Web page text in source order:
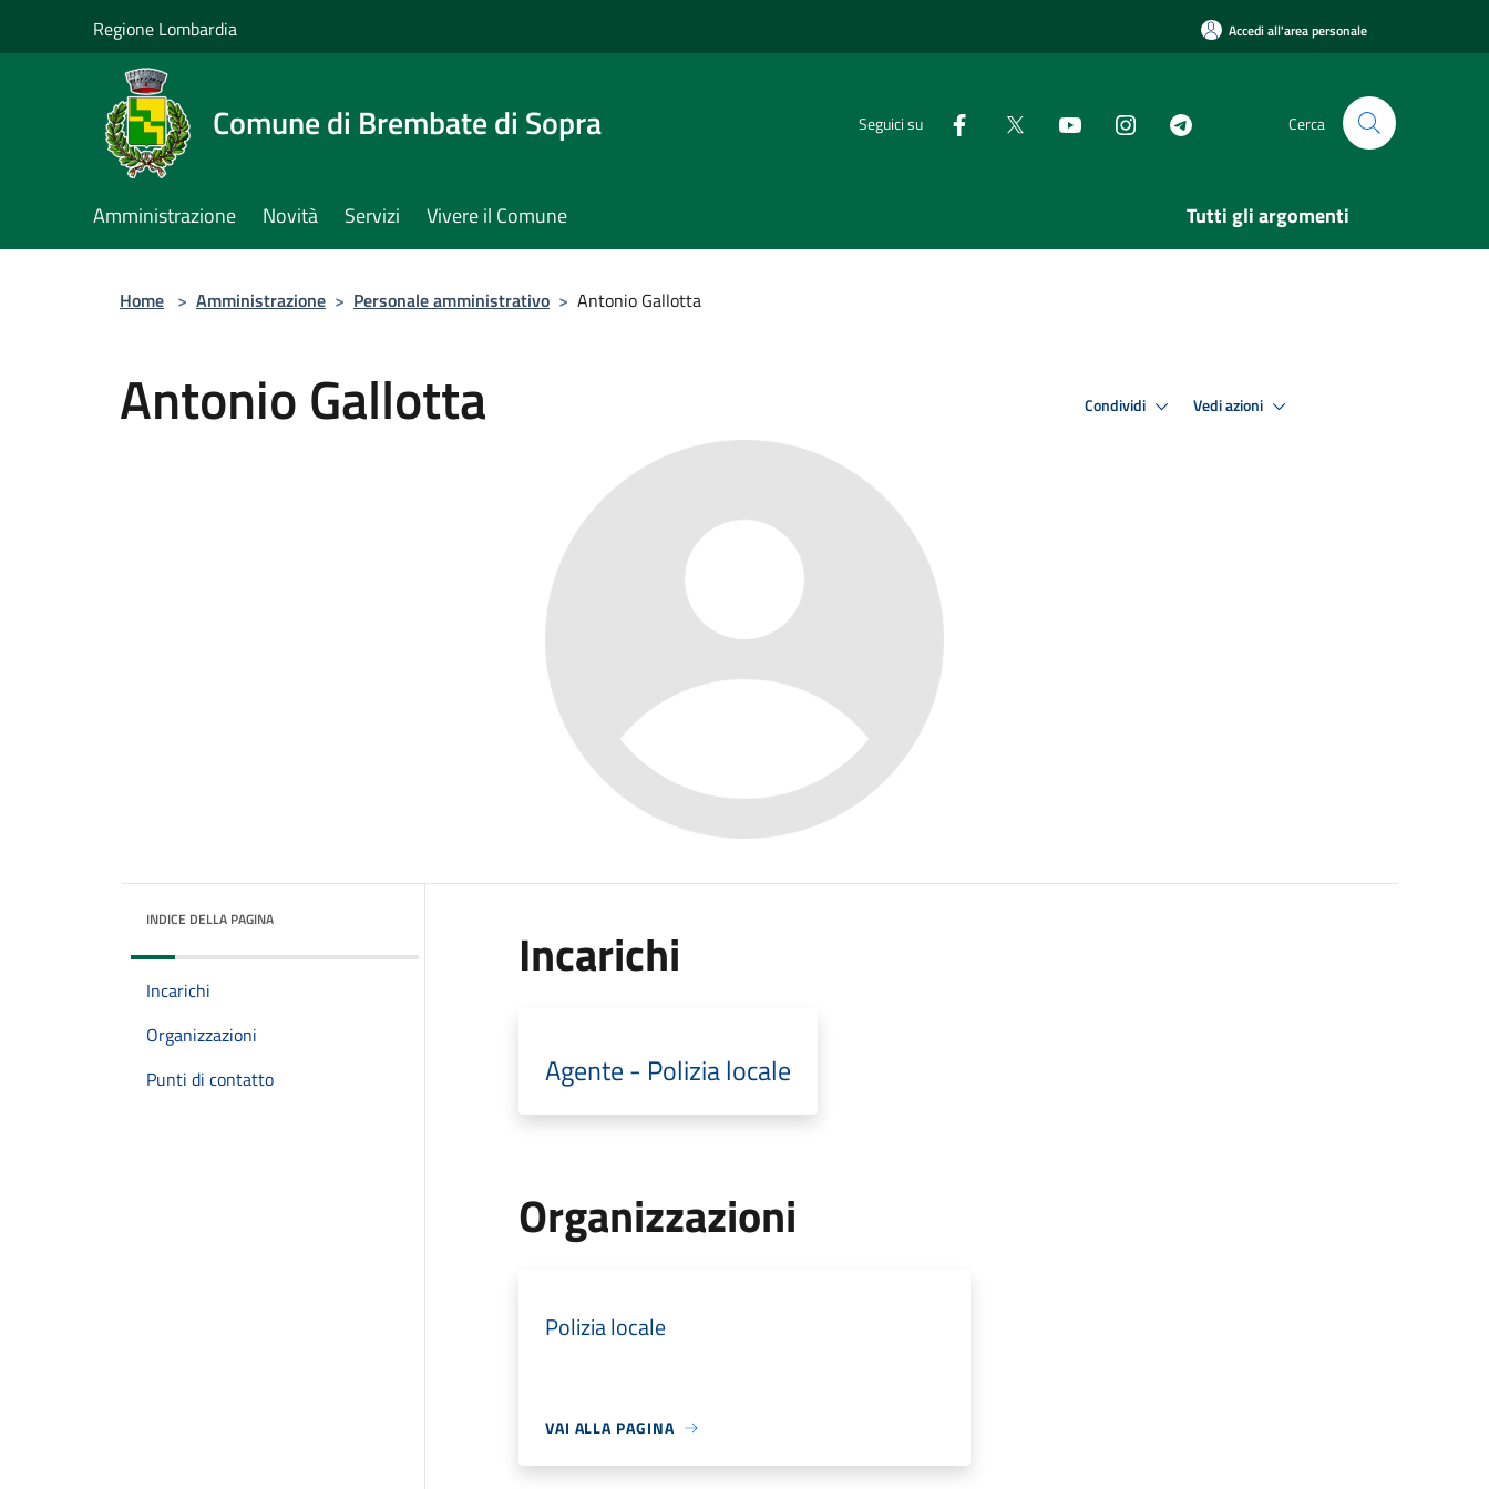
Regione Lombardia Accedi all'area personale
Comune di Brembate di Sopra Seguici su Cerca
Amministrazione Novità Servizi Vivere il Comune Tutti gli argomenti
Home > Amministrazione > Personale amministrativo > Antonio Gallotta
Antonio Gallotta Condividi Vedi azioni
INDICE DELLA PAGINA
Incarichi
Organizzazioni
Punti di contatto
Incarichi
Agente - Polizia locale
Organizzazioni
Polizia locale
VAI ALLA PAGINA